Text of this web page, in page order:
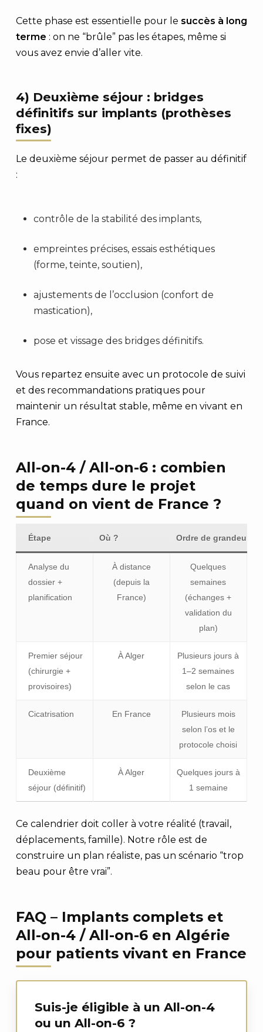
Cette phase est essentielle pour le succès à long
terme : on ne “brûle” pas les étapes, même si
vous avez envie d’aller vite.
4) Deuxième séjour : bridges
définitifs sur implants (prothèses
fixes)
Le deuxième séjour permet de passer au définitif
:
contrôle de la stabilité des implants,
empreintes précises, essais esthétiques
(forme, teinte, soutien),
ajustements de l’occlusion (confort de
mastication),
pose et vissage des bridges définitifs.
Vous repartez ensuite avec un protocole de suivi
et des recommandations pratiques pour
maintenir un résultat stable, même en vivant en
France.
All-on-4 / All-on-6 : combien
de temps dure le projet
quand on vient de France ?
Étape Où ? Ordre de grandeur
Analyse du
dossier +
planification
À distance
(depuis la
France)
Quelques
semaines
(échanges +
validation du
plan)
Premier séjour
(chirurgie +
provisoires)
À Alger
Plusieurs jours à
1–2 semaines
selon le cas
Cicatrisation En France
Plusieurs mois
selon l’os et le
protocole choisi
Deuxième
séjour (définitif)
À Alger
Quelques jours à
1 semaine
Ce calendrier doit coller à votre réalité (travail,
déplacements, famille). Notre rôle est de
construire un plan réaliste, pas un scénario “trop
beau pour être vrai”.
FAQ – Implants complets et
All-on-4 / All-on-6 en Algérie
pour patients vivant en France
Suis-je éligible à un All-on-4
ou un All-on-6 ?